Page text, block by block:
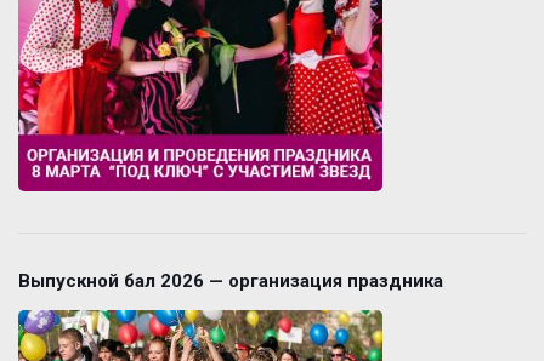
Выпускной бал 2026 — организация праздника